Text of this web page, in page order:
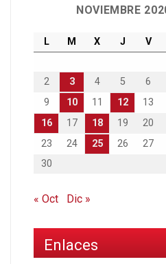
NOVIEMBRE
L M X J V
2
3 4 5 6
9
10 11 12 13
16
17 18 19 20
23
24 25 26 27
30
« Oct Dic »
Enlaces